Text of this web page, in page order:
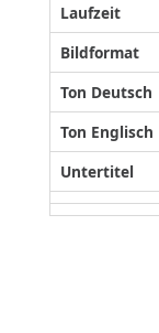
Laufzeit
Bildformat
Ton Deutsch
Ton Englisch
Untertitel